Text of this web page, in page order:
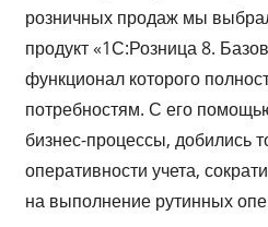
розничных продаж мы
продукт «1С:Розница 8.
функционал которого
потребностям. С его
бизнес-процессы, добились
оперативности учета,
на выполнение рутинных